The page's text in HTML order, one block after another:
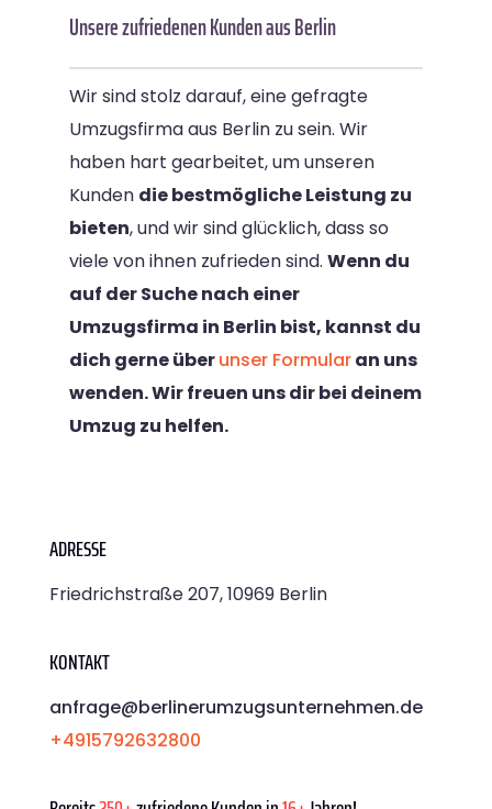
Unsere zufriedenen Kunden aus Berlin
Wir sind stolz darauf, eine gefragte
Umzugsfirma aus Berlin zu sein. Wir
haben hart gearbeitet, um unseren
Kunden die bestmögliche Leistung zu
bieten, und wir sind glücklich, dass so
viele von ihnen zufrieden sind. Wenn du
auf der Suche nach einer
Umzugsfirma in Berlin bist, kannst du
dich gerne überunser Formularan uns
wenden. Wir freuen uns dir bei deinem
Umzug zu helfen.
ADRESSE
Friedrichstraße 207, 10969 Berlin
KONTAKT
anfrage@berlinerumzugsunternehmen.de
+4915792632800